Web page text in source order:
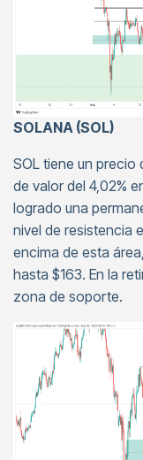
SOLANA (SOL)
SOL tiene un precio
de valor del 4,02%
logrado una
nivel de resistencia
encima de esta
hasta $163. En la
zona de soporte.